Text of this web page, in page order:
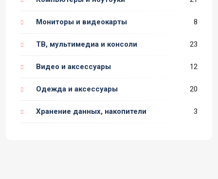
Мониторы и видеокарты 8
ТВ, мультимедиа и консоли 23
Видео и аксессуары 12
Одежда и аксессуары 20
Хранение данных, накопители 3